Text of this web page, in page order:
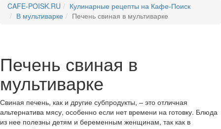
CAFE-POISK.RU
Кулинарные рецепты на Кафе-Поиск
В мультиварке
Печень свиная в мультиварке
Печень свиная в
мультиварке
Свиная печень, как и другие субпродукты, – это отличная
альтернатива мясу, особенно если нет времени на готовку. Блюда
из нее полезны детям и беременным женщинам, так как в